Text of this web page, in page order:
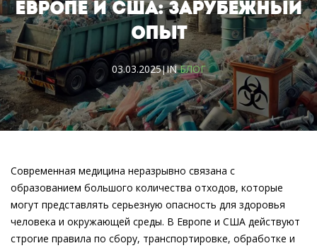
ЕВРОПЕ И США: ЗАРУБЕЖНЫЙ
ОПЫТ
03.03.2025|INБЛОГ
Современная медицина неразрывно связана с
образованием большого количества отходов, которые
могут представлять серьезную опасность для здоровья
человека и окружающей среды. В Европе и США действуют
строгие правила по сбору, транспортировке, обработке и